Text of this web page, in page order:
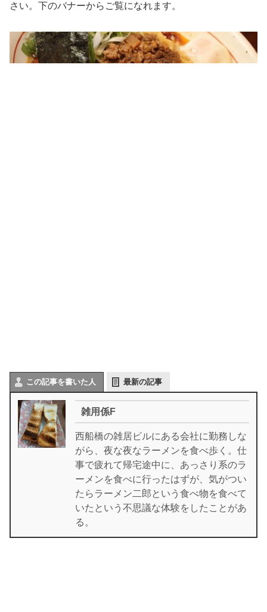
さい。下のバナーからご覧になれます。
この記事を書いた人 最新の記事
雑用係F
西船橋の雑居ビルにある会社に勤務しな
がら、夜な夜なラーメンを食べ歩く。仕
事で疲れて帰宅途中に、あっさり系のラ
ーメンを食べに行ったはずが、気がつい
たらラーメン二郎という食べ物を食べて
いたという不思議な体験をしたことがあ
る。